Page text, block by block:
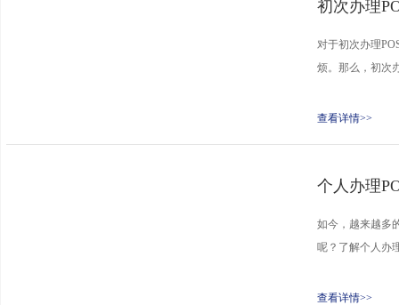
初次办理
对于初次办理
烦。那么，初次
查看详情>>
个人办理
如今，越来越多
呢？了解个人办
查看详情>>